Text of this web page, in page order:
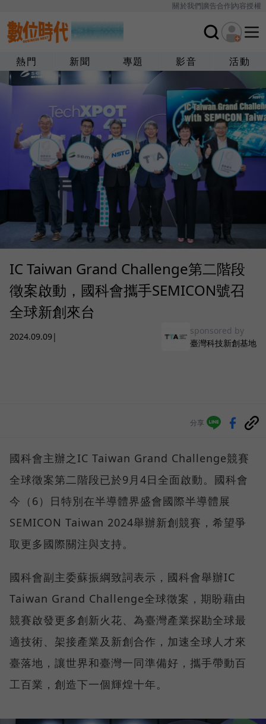
關於我們廣告合作內容授權
熱門 新聞 專題 影音 活動
IC Taiwan Grand Challenge第二階段
徵案啟動，國科會攜手SEMICON號召
全球新創來台
2024.09.09|
sponsored by
臺灣科技新創基地
分享
國科會主辦之IC Taiwan Grand Challenge競賽
全球徵案第二階段已於9月4日全面啟動。國科會
今（6）日特別在半導體界盛會國際半導體展
SEMICON Taiwan 2024舉辦新創競賽，希望爭
取更多國際關注與支持。
國科會副主委蘇振綱致詞表示，國科會舉辦IC
Taiwan Grand Challenge全球徵案，期盼藉由
競賽啟發更多創新火花、為臺灣產業探勘全球最
適技術、架接產業及新創合作，加速全球人才來
臺落地，讓世界和臺灣一同準備好，攜手帶動百
工百業，創造下一個輝煌十年。